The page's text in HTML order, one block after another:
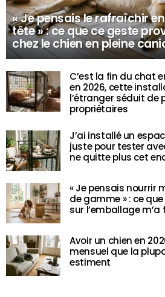
« Je pensais le rafraîchir
tête » : ce que ce geste
chez le chien en pleine
C’est la fin du chat
en 2026, cette
l’étranger séduit de
propriétaires
J’ai installé un
juste pour tester
ne quitte plus cet
« Je pensais nourrir
de gamme » : ce
sur l’emballage
Avoir un chien en
mensuel que la
estiment